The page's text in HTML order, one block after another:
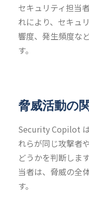
セキュリティ担当
れにより、セキュ
響度、発生頻度な
す。
脅威活動の
Security Copilot
れらが同じ攻撃者
どうかを判断しま
当者は、脅威の全
す。